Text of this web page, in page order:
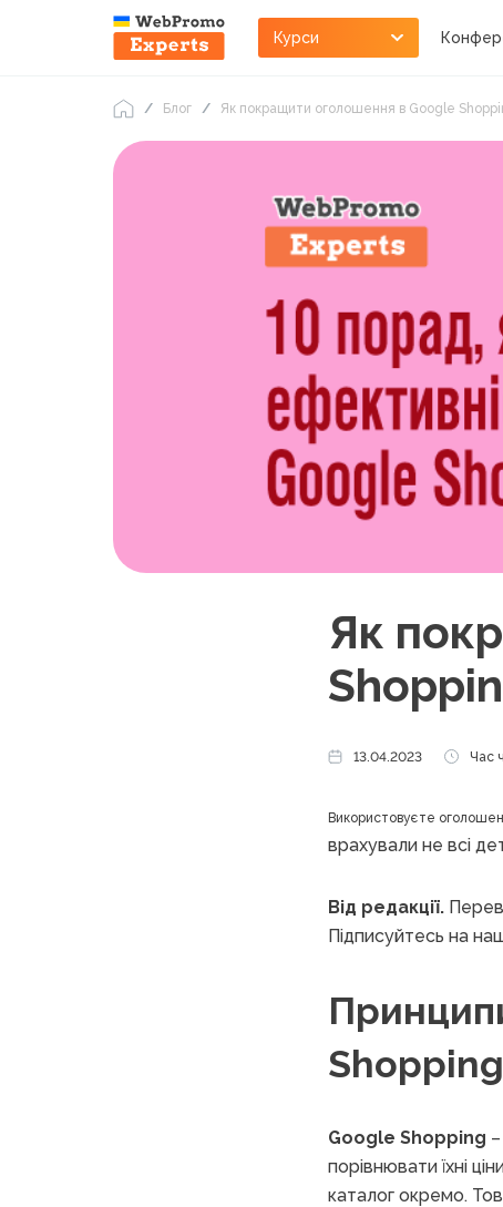
Курси
Блог Як покращити оголошення в Google
Як
13.04.2023 Час
Використовуєте
врахували не всі
Від редакції.
Підписуйтесь на
Shopping
Google Shopping
порівнювати їхні
каталог окремо.